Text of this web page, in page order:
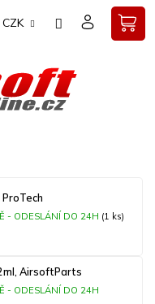
CZK
- ODESLÁNÍ DO 24H (1 ks)
AirsoftParts
- ODESLÁNÍ DO 24H